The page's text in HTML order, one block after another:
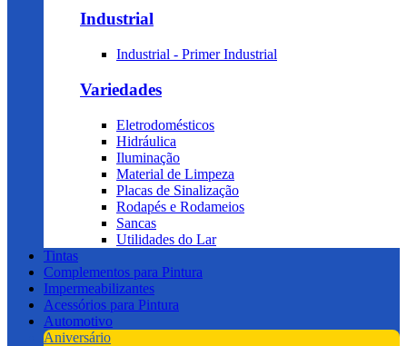
Industrial
Industrial - Primer Industrial
Variedades
Eletrodomésticos
Hidráulica
Iluminação
Material de Limpeza
Placas de Sinalização
Rodapés e Rodameios
Sancas
Utilidades do Lar
Tintas
Complementos para Pintura
Impermeabilizantes
Acessórios para Pintura
Automotivo
Aniversário